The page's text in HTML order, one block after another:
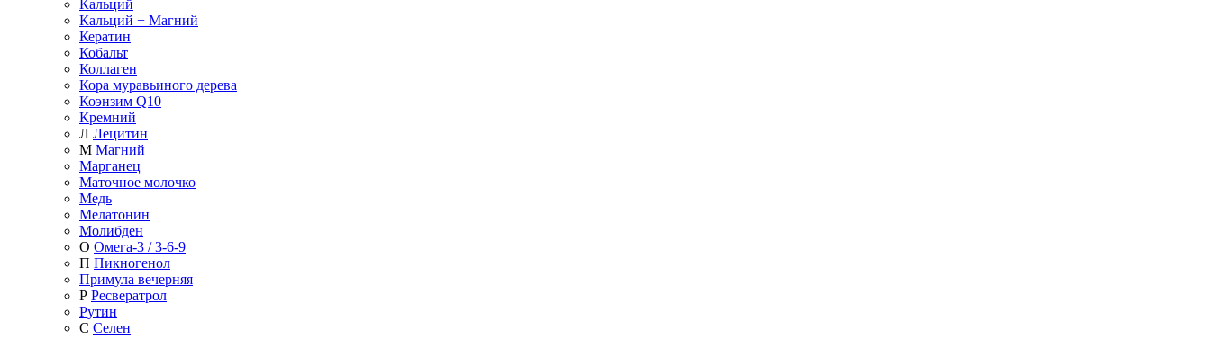
Кальций
Кальций + Магний
Кератин
Кобальт
Коллаген
Кора муравьиного дерева
Коэнзим Q10
Кремний
Л Лецитин
М Магний
Марганец
Маточное молочко
Медь
Мелатонин
Молибден
О Омега-3 / 3-6-9
П Пикногенол
Примула вечерняя
Р Ресвератрол
Рутин
С Селен